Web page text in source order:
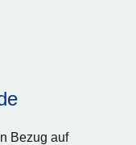
Bezug auf